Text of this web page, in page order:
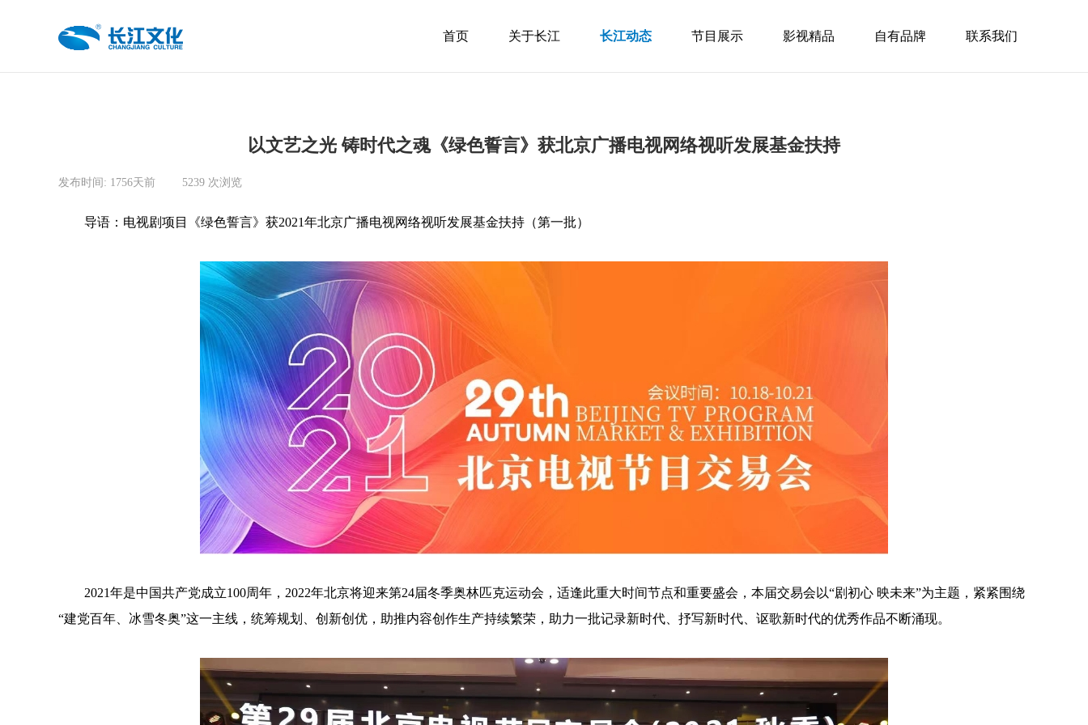
首页 关于长江 长江动态 节目展示 影视精品 自有品牌 联系我们
以文艺之光 铸时代之魂《绿色誓言》获北京广播电视网络视听发展基金扶持
发布时间: 1756天前 5239 次浏览
导语：电视剧项目《绿色誓言》获2021年北京广播电视网络视听发展基金扶持（第一批）
2021年是中国共产党成立100周年，2022年北京将迎来第24届冬季奥林匹克运动会，适逢此重大时间节点和重要盛会，本届交易会以“剧初心 映未来”为主题，紧紧围绕
“建党百年、冰雪冬奥”这一主线，统筹规划、创新创优，助推内容创作生产持续繁荣，助力一批记录新时代、抒写新时代、讴歌新时代的优秀作品不断涌现。